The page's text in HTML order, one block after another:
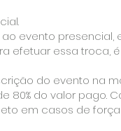
evento
efetuar essa
do evento na
do valor pago.
em casos de